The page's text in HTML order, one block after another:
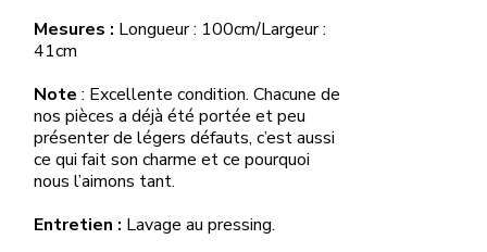
Mesures : Longueur : 100cm/Largeur :
41cm
Note : Excellente condition. Chacune de
nos pièces a déjà été portée et peu
présenter de légers défauts, c’est aussi
ce qui fait son charme et ce pourquoi
nous l’aimons tant.
Entretien : Lavage au pressing.